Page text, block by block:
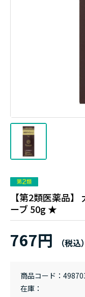
【第2類医薬品
ーブ 50g ★
767円
商品コード
在庫